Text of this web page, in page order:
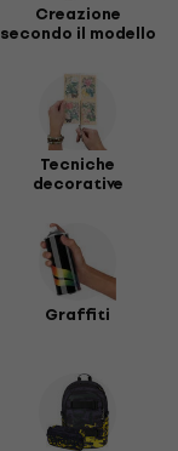
Creazione
secondo il modello
Tecniche
decorative
Graffiti